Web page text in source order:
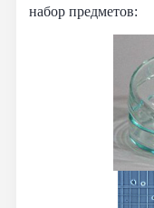
набор предметов: